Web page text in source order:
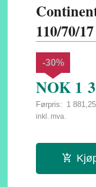
110/70/
NOK 1
Førpris: 1 881,25
Rabatt
-30%
inkl. mva.